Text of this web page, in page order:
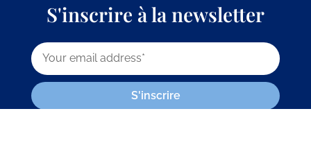
S'inscrire à la newsletter
S'inscrire